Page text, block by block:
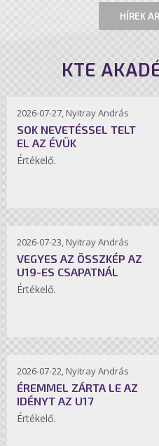
HÍREK
KTE
2026-07-27, Nyitray András
SOK NEVETÉSSEL TELT
EL AZ ÉVÜK
Értékelő.
2026-07-23, Nyitray András
VEGYES AZ ÖSSZKÉP AZ
U19-ES CSAPATNÁL
Értékelő.
2026-07-22, Nyitray András
ÉREMMEL ZÁRTA LE AZ
IDÉNYT AZ U17
Értékelő.